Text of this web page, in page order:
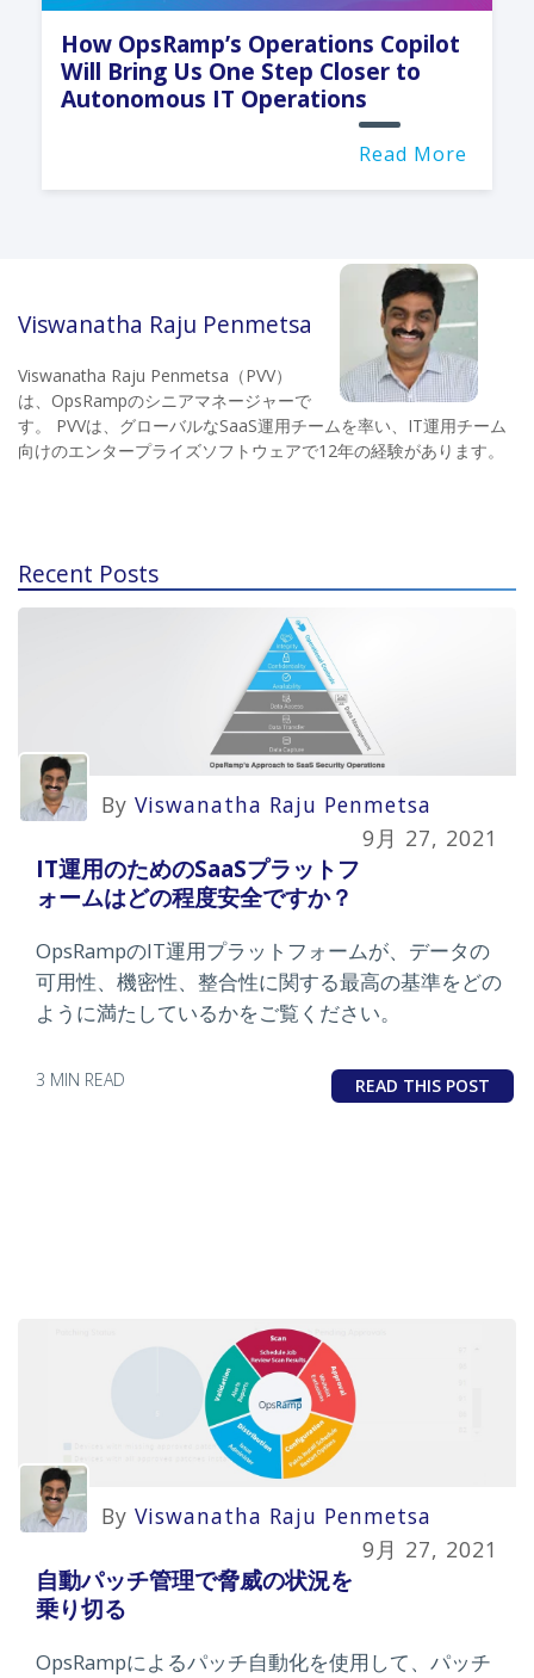
How OpsRamp’s Operations Copilot
Will Bring Us One Step Closer to
Autonomous IT Operations
Read More
Viswanatha Raju Penmetsa
Viswanatha Raju Penmetsa（PVV）
は、OpsRampのシニアマネージャーで
す。 PVVは、グローバルなSaaS運用チームを率い、IT運用チーム
向けのエンタープライズソフトウェアで12年の経験があります。
Recent Posts
By Viswanatha Raju Penmetsa
9月 27, 2021
IT運用のためのSaaSプラットフ
ォームはどの程度安全ですか？
OpsRampのIT運用プラットフォームが、データの
可用性、機密性、整合性に関する最高の基準をどの
ように満たしているかをご覧ください。
3 MIN READ READ THIS POST
By Viswanatha Raju Penmetsa
9月 27, 2021
自動パッチ管理で脅威の状況を
乗り切る
OpsRampによるパッチ自動化を使用して、パッチ